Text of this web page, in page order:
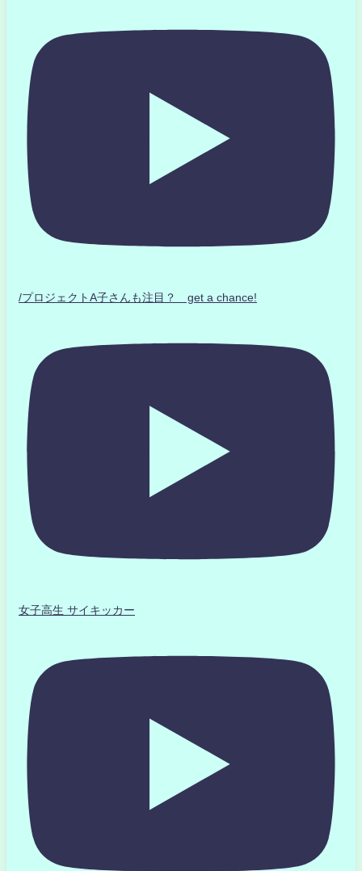
/プロジェクトA子さんも注目？ get a chance!
女子高生 サイキッカー